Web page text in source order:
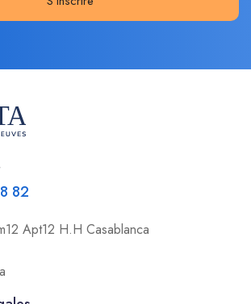
82
Apt12 H.H Casablanca